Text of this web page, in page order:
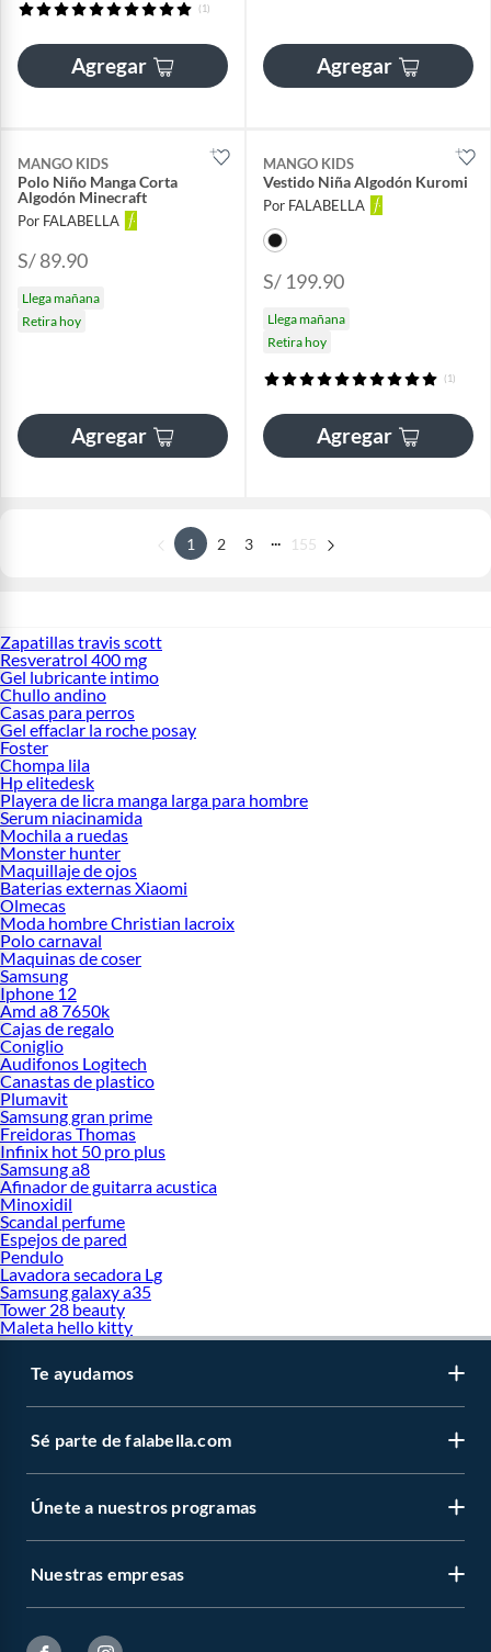
(1)
Agregar Agregar
MANGO KIDS
Polo Niño Manga Corta
Algodón Minecraft
Por FALABELLA
S/ 89.90
Llega mañana
Retira hoy
Agregar
MANGO KIDS
Vestido Niña Algodón Kuromi
Por FALABELLA
S/ 199.90
Llega mañana
Retira hoy
(1)
Agregar
1 2 3 155
Zapatillas travis scott
Resveratrol 400 mg
Gel lubricante intimo
Chullo andino
Casas para perros
Gel effaclar la roche posay
Foster
Chompa lila
Hp elitedesk
Playera de licra manga larga para hombre
Serum niacinamida
Mochila a ruedas
Monster hunter
Maquillaje de ojos
Baterias externas Xiaomi
Olmecas
Moda hombre Christian lacroix
Polo carnaval
Maquinas de coser
Samsung
Iphone 12
Amd a8 7650k
Cajas de regalo
Coniglio
Audifonos Logitech
Canastas de plastico
Plumavit
Samsung gran prime
Freidoras Thomas
Infinix hot 50 pro plus
Samsung a8
Afinador de guitarra acustica
Minoxidil
Scandal perfume
Espejos de pared
Pendulo
Lavadora secadora Lg
Samsung galaxy a35
Tower 28 beauty
Maleta hello kitty
Te ayudamos
Sé parte de falabella.com
Únete a nuestros programas
Nuestras empresas